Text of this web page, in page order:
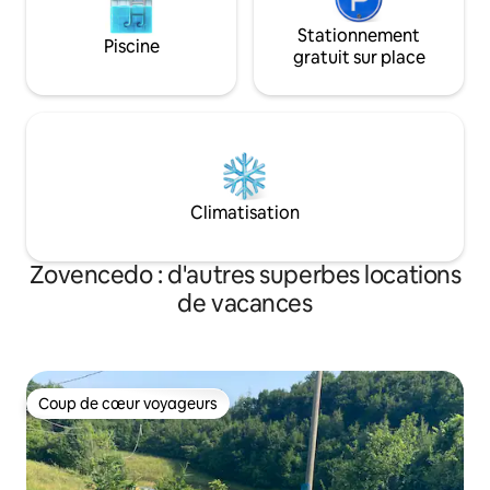
Piscine
Stationnement
gratuit sur place
Climatisation
Zovencedo : d'autres superbes locations
de vacances
Coup de cœur voyageurs
Coup de cœur voyageurs